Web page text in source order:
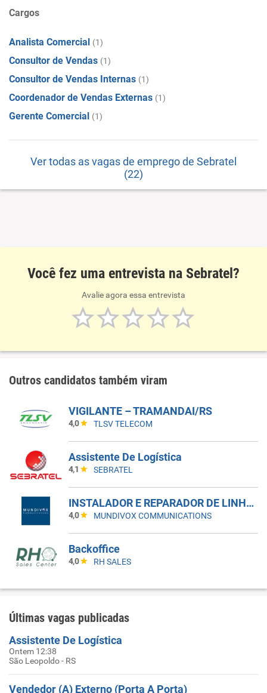
Cargos
Analista Comercial (1)
Consultor de Vendas (1)
Consultor de Vendas Internas (1)
Coordenador de Vendas Externas (1)
Gerente Comercial (1)
Ver todas as vagas de emprego de Sebratel
(22)
Você fez uma entrevista na Sebratel?
Avalie agora essa entrevista
Outros candidatos também viram
VIGILANTE – TRAMANDAI/RS
4,0 TLSV TELECOM
Assistente De Logística
4,1 SEBRATEL
INSTALADOR E REPARADOR DE LINHAS E APARELHOS DE TELECOMUNICACAO I
4,0 MUNDIVOX COMMUNICATIONS
Backoffice
4,0 RH SALES
Últimas vagas publicadas
Assistente De Logística
Ontem 12:38
São Leopoldo - RS
Vendedor (A) Externo (Porta A Porta)